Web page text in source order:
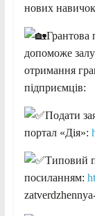
нових
Грантова
допоможе
отримання
підприємців:
Подати
портал «Дія»:
Типовий
посиланням: